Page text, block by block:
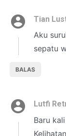
Tian
Aku
sepatu
BALAS
Lutfi
Baru